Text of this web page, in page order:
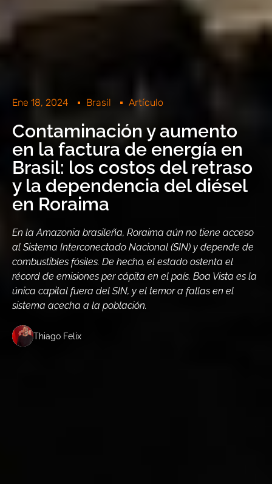
Ene 18, 2024 Brasil Artículo
Contaminación y aumento
en la factura de energía en
Brasil: los costos del retraso
y la dependencia del diésel
en Roraima
En la Amazonia brasileña, Roraima aún no tiene acceso
al Sistema Interconectado Nacional (SIN) y depende de
combustibles fósiles. De hecho, el estado ostenta el
récord de emisiones per cápita en el país. Boa Vista es la
única capital fuera del SIN, y el temor a fallas en el
sistema acecha a la población.
Thiago Felix